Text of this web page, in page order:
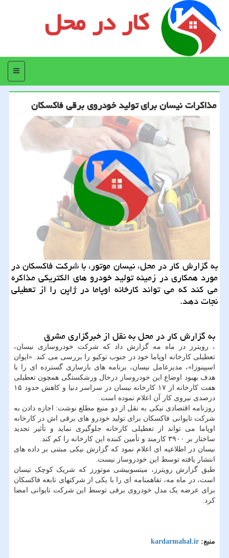
کار در محل
منو
مذاکرات نیسان برای تولید خودروی برقی فاکسکان
به گزارش کار در محل، نیسان موتور، با شرکت فاکسکان در
مورد همکاری در زمینه تولید خودرو های الکتریکی مذاکره
می کند که می تواند کارخانه اوپاما در ژاپن را از تعطیلی
نجات دهد.
به گزارش کار در محل به نقل از خبرگزاری مشرق
، رویترز در ماه مه گزارش داد که شرکت خودروسازی نیسان،
تعطیلی کارخانه اوپاما خود در جنوب توکیو را بررسی می کند. «ایوان
اسپینوزا»، مدیرعامل نیسان، برنامه های بازسازی گسترده ای را با
هدف بهبود اوضاع این خودروساز درحال ورشکستگی همچون تعطیلی
هفت کارخانه از ۱۷ کارخانه نیسان در سراسر دنیا و کاهش حدود ۱۵
درصدی نیروی کار آن اعلام نموده است.
روزنامه اقتصادی نیکی به نقل از دو منبع مطلع نوشت: اجازه دادن به
شرکت تایوانی فاکسکان برای تولید خودرو های برقی اش در کارخانه
اوپاما می تواند از تعطیلی کارخانه جلوگیری نماید و تأثیر تجدید
ساختار بر ۳۹۰۰ کارمند و تأمین کننده این کارخانه را کم کند.
نیسان در اطلاعیه ای اعلام نمود که گزارش نیکی مبتنی بر داده های
انتشار یافته توسط این خودروساز نیست.
طبق گزارش رویترز، میتسوبیشی موتورز که شریک کوچک نیسان
است، در ماه مه، تفاهمنامه ای را با یکی از شرکتهای تابعه فاکسکان
برای عرضه یک مدل خودروی برقی توسط این شرکت تایوانی امضا
کرد.
منبع: kardarmahal.ir